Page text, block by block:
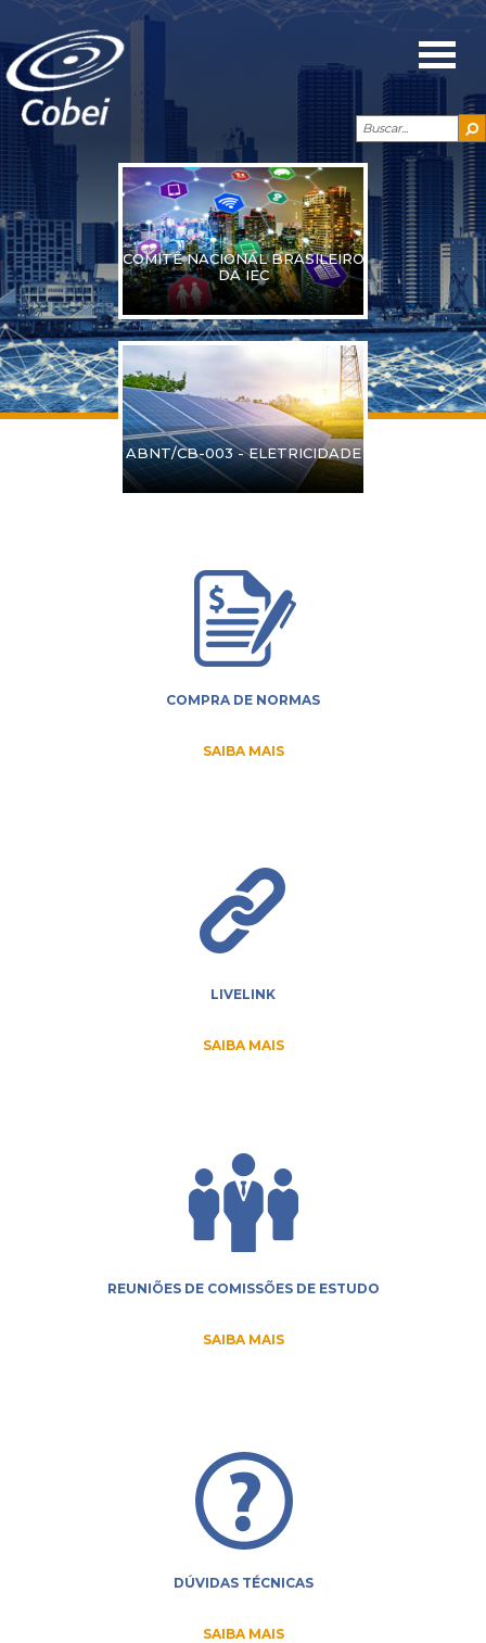
COMITÊ NACIONAL BRASILEIRO
DA IEC
ABNT/CB-003 - ELETRICIDADE
COMPRA DE NORMAS
SAIBA MAIS
LIVELINK
SAIBA MAIS
REUNIÕES DE COMISSÕES DE ESTUDO
SAIBA MAIS
DÚVIDAS TÉCNICAS
SAIBA MAIS